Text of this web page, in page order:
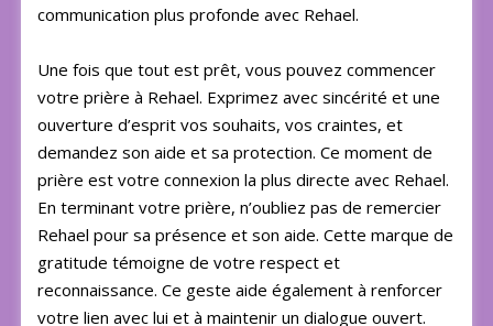
communication plus profonde avec Rehael.
Une fois que tout est prêt, vous pouvez commencer
votre prière à Rehael. Exprimez avec sincérité et une
ouverture d’esprit vos souhaits, vos craintes, et
demandez son aide et sa protection. Ce moment de
prière est votre connexion la plus directe avec Rehael.
En terminant votre prière, n’oubliez pas de remercier
Rehael pour sa présence et son aide. Cette marque de
gratitude témoigne de votre respect et
reconnaissance. Ce geste aide également à renforcer
votre lien avec lui et à maintenir un dialogue ouvert.